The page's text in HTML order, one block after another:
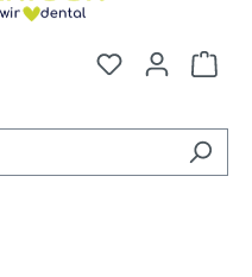
Du hast 0